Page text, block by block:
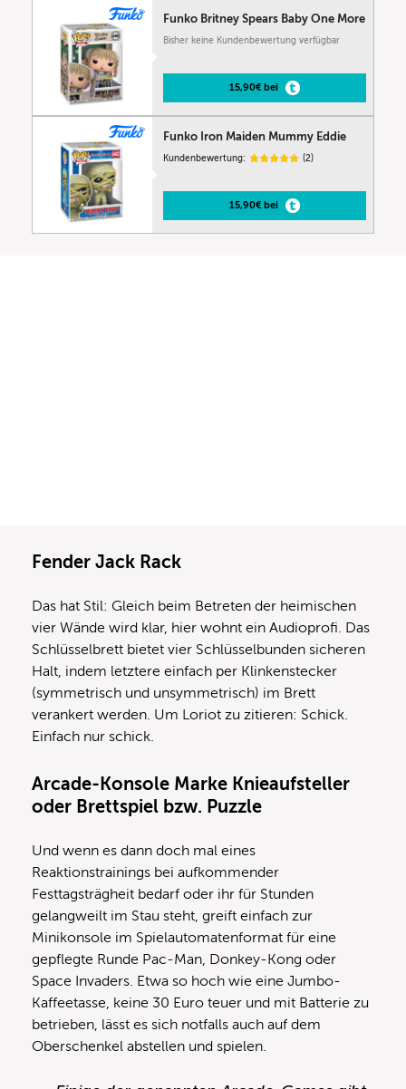
Funko Britney Spears Baby One More
Bisher keine Kundenbewertung verfügbar
15,90€ bei
Funko Iron Maiden Mummy Eddie
Kundenbewertung: (2)
15,90€ bei
Fender Jack Rack
Das hat Stil: Gleich beim Betreten der heimischen
vier Wände wird klar, hier wohnt ein Audioprofi. Das
Schlüsselbrett bietet vier Schlüsselbunden sicheren
Halt, indem letztere einfach per Klinkenstecker
(symmetrisch und unsymmetrisch) im Brett
verankert werden. Um Loriot zu zitieren: Schick.
Einfach nur schick.
Arcade-Konsole Marke Knieaufsteller
oder Brettspiel bzw. Puzzle
Und wenn es dann doch mal eines
Reaktionstrainings bei aufkommender
Festtagsträgheit bedarf oder ihr für Stunden
gelangweilt im Stau steht, greift einfach zur
Minikonsole im Spielautomatenformat für eine
gepflegte Runde Pac-Man, Donkey-Kong oder
Space Invaders. Etwa so hoch wie eine Jumbo-
Kaffeetasse, keine 30 Euro teuer und mit Batterie zu
betrieben, lässt es sich notfalls auch auf dem
Oberschenkel abstellen und spielen.